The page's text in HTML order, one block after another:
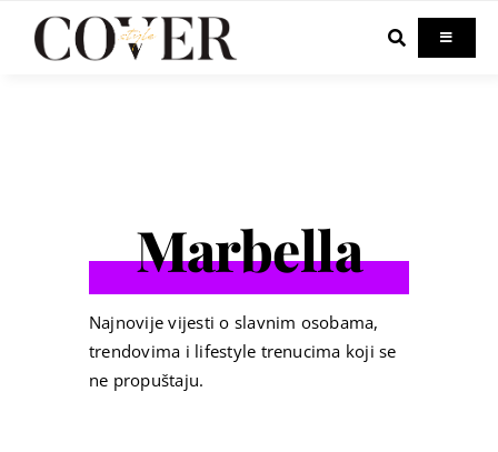
Toggle
Marbella
Najnovije vijesti o slavnim osobama,
trendovima i lifestyle trenucima koji se
ne propuštaju.